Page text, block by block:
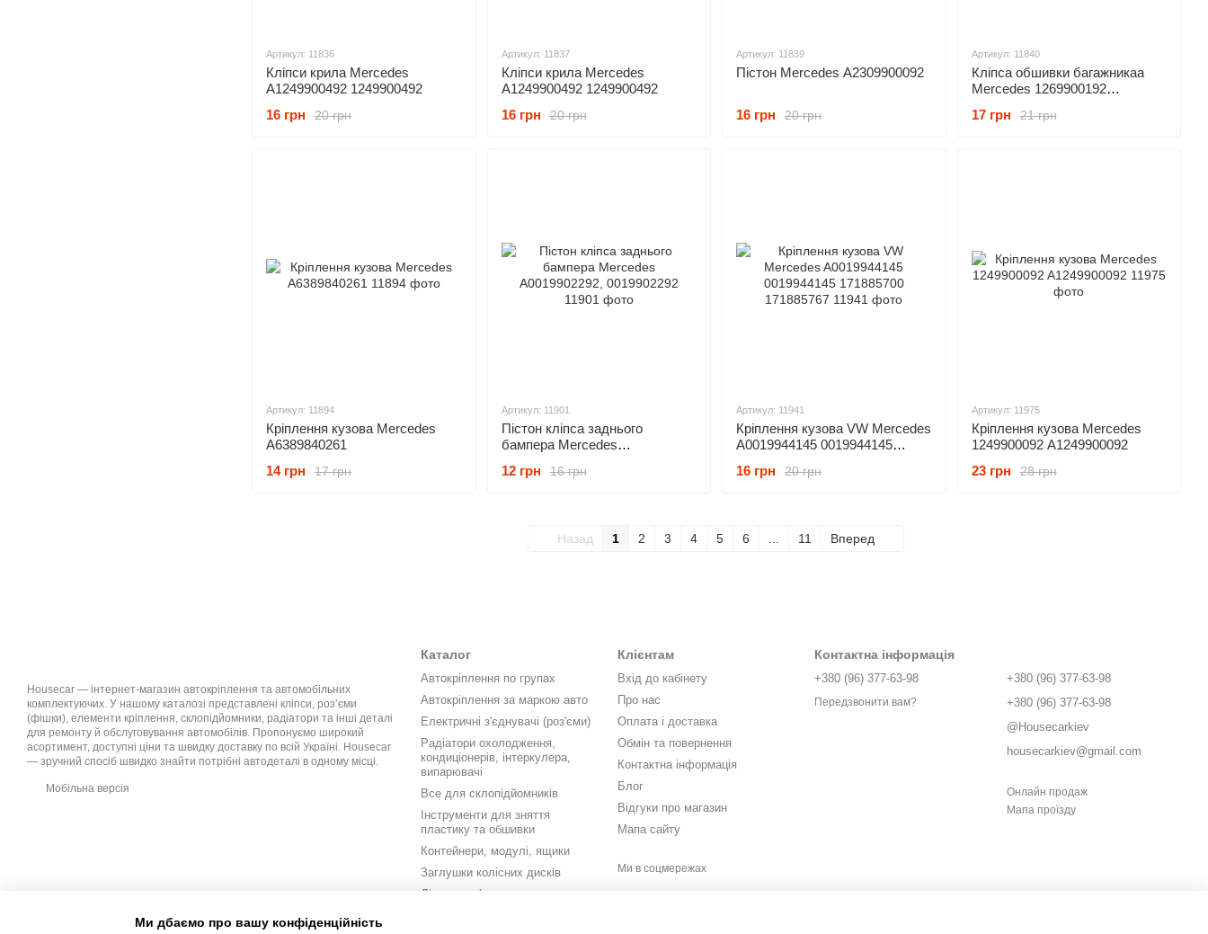
Артикул: 11836
Кліпси крила Mercedes
A1249900492 1249900492
20 грн
16 грн
Артикул: 11837
Кліпси крила Mercedes
A1249900492 1249900492
20 грн
16 грн
Артикул: 11839
Пістон Mercedes A2309900092
20 грн
16 грн
Артикул: 11840
Кліпса обшивки багажникаа
Mercedes 1269900192
21 грн
17 грн
Артикул: 11894
Кріплення кузова Mercedes
A6389840261
17 грн
14 грн
Артикул: 11901
Пістон кліпса заднього
бампера Mercedes
16 грн
12 грн
Артикул: 11941
Кріплення кузова VW Mercedes
A0019944145 0019944145
20 грн
16 грн
Артикул: 11975
Кріплення кузова Mercedes
1249900092 A1249900092
28 грн
23 грн
Назад 1 2 3 4 5 6 11 Вперед
Housecar — інтернет-магазин автокріплення та автомобільних
комплектуючих. У нашому каталозі представлені кліпси, роз’єми
(фішки), елементи кріплення, склопідйомники, радіатори та інші деталі
для ремонту й обслуговування автомобілів. Пропонуємо широкий
асортимент, доступні ціни та швидку доставку по всій Україні. Housecar
— зручний спосіб швидко знайти потрібні автодеталі в одному місці.
Мобільна версія
Каталог
Автокріплення по групах
Автокріплення за маркою авто
Електричні з'єднувачі (роз'єми)
Радіатори охолодження,
кондиціонерів, інтеркулера,
випарювачі
Все для склопідйомників
Інструменти для зняття
пластику та обшивки
Контейнери, модулі, ящики
Заглушки колісних дисків
Літери, цифри, значки,
Клієнтам
Вхід до кабінету
Про нас
Оплата і доставка
Обмін та повернення
Контактна інформація
Блог
Відгуки про магазин
Мапа сайту
Ми в соцмережах
Контактна інформація
+380 (96) 377-63-98
Передзвонити вам?
+380 (96) 377-63-98
+380 (96) 377-63-98
@Housecarkiev
housecarkiev@gmail.com
Онлайн продаж
Мапа проїзду
Ми дбаємо про вашу конфіденційність